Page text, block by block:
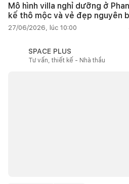
Mô hình villa nghỉ dưỡng ở
kế thô mộc và vẻ đẹp nguyên
27/06/2026, lúc 10:00
SPACE PLUS
Tư vấn, thiết kế - Nhà thầu